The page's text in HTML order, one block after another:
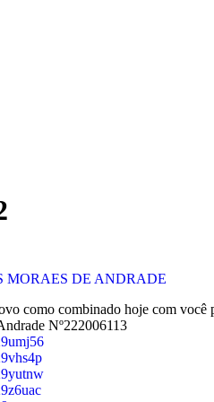
MORAES DE ANDRADE
como combinado hoje com você
Nº222006113